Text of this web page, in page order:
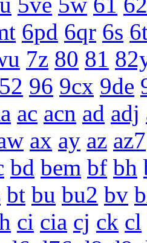
6pd 6qr 6s
7z 80 81
96 9cx 9de
ac acn ad adj
ax ay az az7
bd bem bf bh
bt bu bu2 bv
ci cia cj ck cl